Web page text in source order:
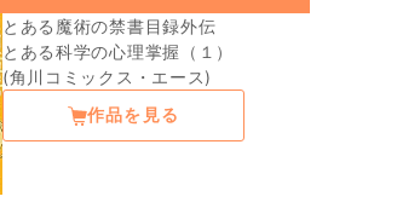
とある魔術の禁書目録外伝
とある科学の心理掌握（１）
(角川コミックス・エース)
作品を見る